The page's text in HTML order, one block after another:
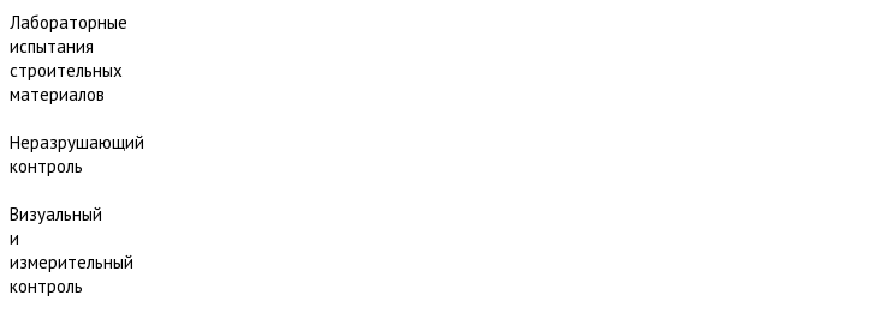
Лабораторные
испытания
строительных
материалов
Неразрушающий
контроль
Визуальный
и
измерительный
контроль